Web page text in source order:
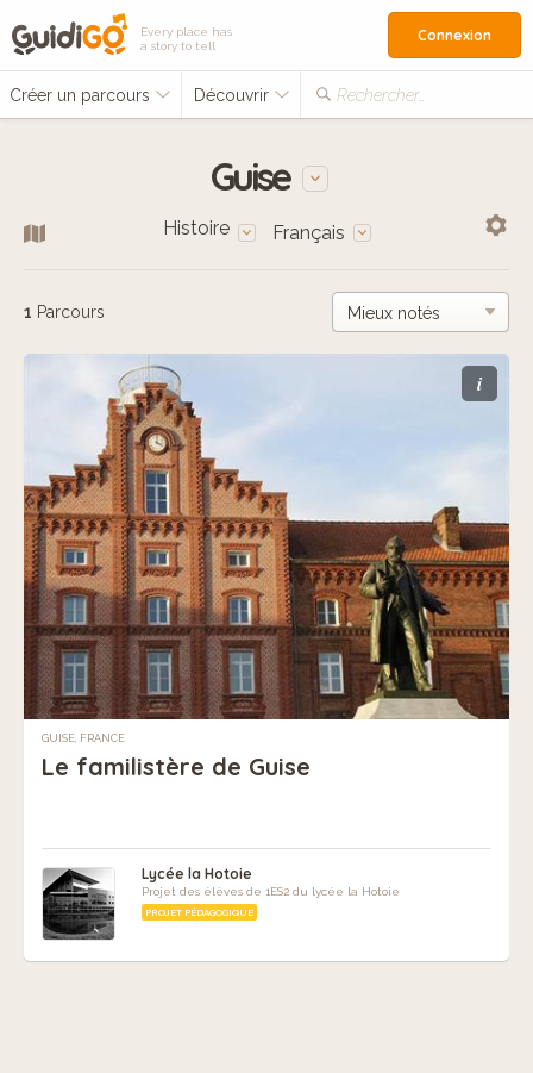
Every place has
a story to tell
Créer un parcours Découvrir Rechercher…
Connexion
Guise
Histoire Français
1 Parcours
i
GUISE, FRANCE
Le familistère de Guise
Lycée la Hotoie
Projet des élèves de 1ES2 du lycée la Hotoie
PROJET PÉDAGOGIQUE